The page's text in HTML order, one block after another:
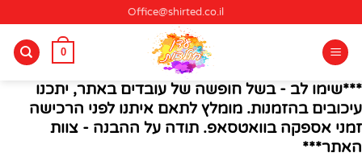
to
content
Office@shirted.co.il
0
***שימו לב - בשל חופשה של עובדים באתר, יתכנו
עיכובים בהזמנות. מומלץ לתאם איתנו לפני הרכישה
זמני אספקה בוואטסאפ. תודה על ההבנה - צוות
האתר***